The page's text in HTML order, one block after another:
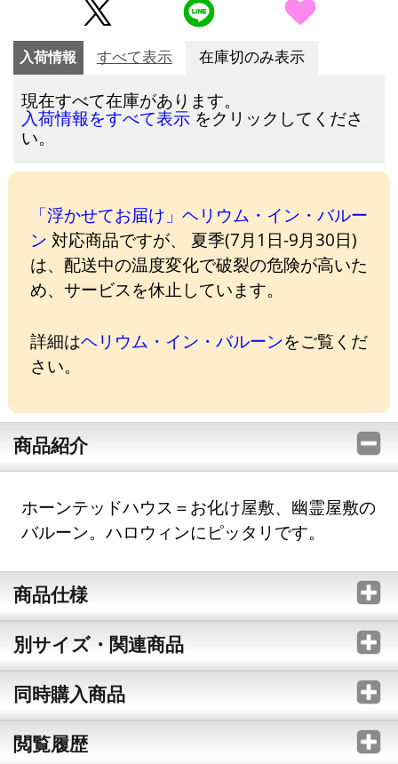
入荷情報 すべて表示 在庫切のみ表示
現在すべて在庫があります。
入荷情報をすべて表示 をクリックしてくださ
い。
「浮かせてお届け」ヘリウム・イン・バルー
ン 対応商品ですが、 夏季(7月1日-9月30日)
は、配送中の温度変化で破裂の危険が高いた
め、サービスを休止しています。
詳細はヘリウム・イン・バルーンをご覧くだ
さい。
商品紹介
ホーンテッドハウス＝お化け屋敷、幽霊屋敷の
バルーン。ハロウィンにピッタリです。
商品仕様
別サイズ・関連商品
同時購入商品
閲覧履歴